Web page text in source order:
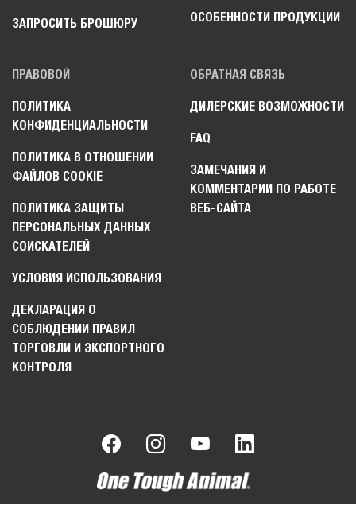
ЗАПРОСИТЬ БРОШЮРУ ОСОБЕННОСТИ ПРОДУКЦИИ
ПРАВОВОЙ
ПОЛИТИКА
КОНФИДЕНЦИАЛЬНОСТИ
ПОЛИТИКА В ОТНОШЕНИИ
ФАЙЛОВ COOKIE
ПОЛИТИКА ЗАЩИТЫ
ПЕРСОНАЛЬНЫХ ДАННЫХ
СОИСКАТЕЛЕЙ
УСЛОВИЯ ИСПОЛЬЗОВАНИЯ
ДЕКЛАРАЦИЯ О
СОБЛЮДЕНИИ ПРАВИЛ
ТОРГОВЛИ И ЭКСПОРТНОГО
КОНТРОЛЯ
ОБРАТНАЯ СВЯЗЬ
ДИЛЕРСКИЕ ВОЗМОЖНОСТИ
FAQ
ЗАМЕЧАНИЯ И
КОММЕНТАРИИ ПО РАБОТЕ
ВЕБ-САЙТА